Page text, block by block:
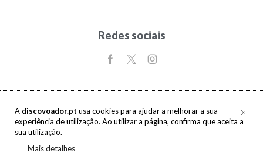
A discovoador.pt usa cookies para ajudar a melhorar a sua
experiência de utilização. Ao utilizar a página, confirma que aceita a
sua utilização.
Mais detalhes
Redes sociais
Copyright © 2017-2026 discovoador. Todos os direitos reservados.